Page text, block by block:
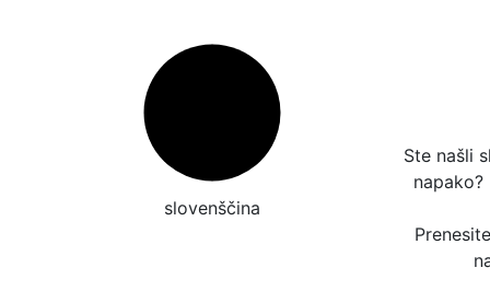
slovenščina
Ste našli
napako?